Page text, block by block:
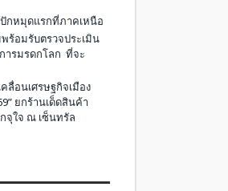
ปักหมุดแรกที่ภาคเหนือ
ร้อมรับตรวจประเมิน
ารมรดกโลก ที่จะ
ลื่อนเศรษฐกิจเมือง
ยกร้านเด็ดสินค้า
จุใจ ณ เซ็นทรัล